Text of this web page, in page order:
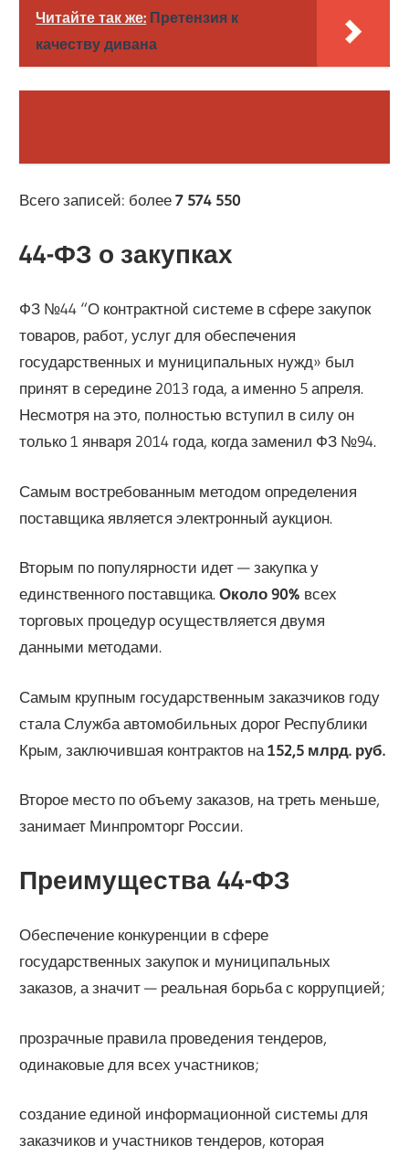
Читайте так же: Претензия к
качеству дивана
Всего записей: более7 574 550
44-ФЗ о закупках
ФЗ №44 “О контрактной системе в сфере закупок
товаров, работ, услуг для обеспечения
государственных и муниципальных нужд» был
принят в середине 2013 года, а именно 5 апреля.
Несмотря на это, полностью вступил в силу он
только 1 января 2014 года, когда заменил ФЗ №94.
Самым востребованным методом определения
поставщика является электронный аукцион.
Вторым по популярности идет — закупка у
единственного поставщика.Около 90% всех
торговых процедур осуществляется двумя
данными методами.
Самым крупным государственным заказчиков году
стала Служба автомобильных дорог Республики
Крым, заключившая контрактов на152,5 млрд. руб.
Второе место по объему заказов, на треть меньше,
занимает Минпромторг России.
Преимущества 44-ФЗ
Обеспечение конкуренции в сфере
государственных закупок и муниципальных
заказов, а значит — реальная борьба с коррупцией;
прозрачные правила проведения тендеров,
одинаковые для всех участников;
создание единой информационной системы для
заказчиков и участников тендеров, которая